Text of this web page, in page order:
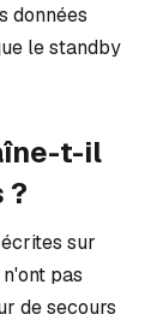
données
le standby
t-il
?
sur
pas
de secours